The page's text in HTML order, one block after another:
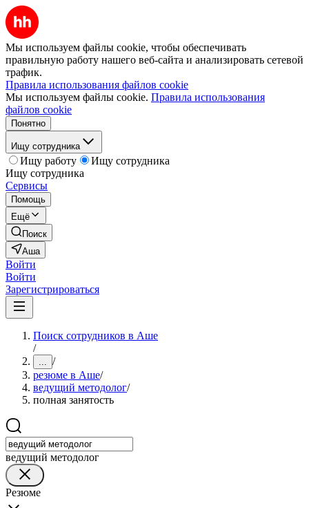
Мы используем файлы cookie, чтобы обеспечивать
правильную работу нашего веб-сайта и анализировать сетевой
трафик.
Правила использования файлов cookie
Мы используем файлы cookie. Правила использования
файлов cookie
Понятно
Ищу сотрудника
Ищу работу
Ищу сотрудника
Ищу сотрудника
Сервисы
Помощь
Ещё
Поиск
Аша
Войти
Войти
Зарегистрироваться
Поиск сотрудников в Аше
/
... /
резюме в Аше/
ведущий методолог/
полная занятость
ведущий методолог
Резюме